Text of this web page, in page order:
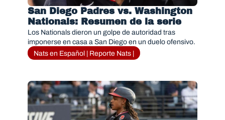
San Diego Padres vs. Washington
Nationals: Resumen de la serie
Los Nationals dieron un golpe de autoridad tras
imponerse en casa a San Diego en un duelo ofensivo.
Nats en Español | Reporte Nats |